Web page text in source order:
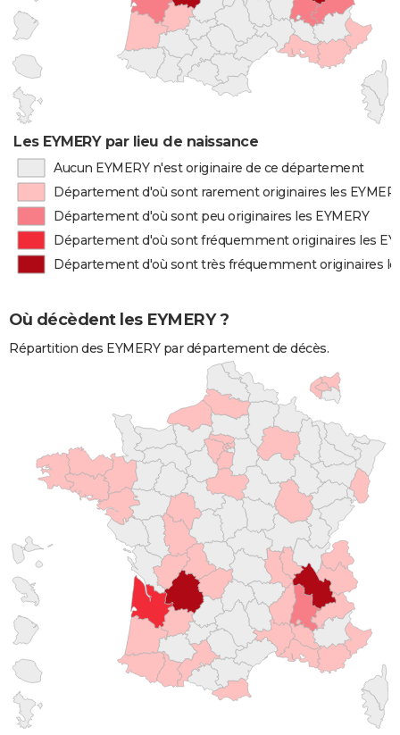
Les EYMERY par lieu de naissance
Aucun EYMERY n'est originaire de ce département
Département d'où sont rarement originaires les
Département d'où sont peu originaires les EYMERY
Département d'où sont fréquemment originaires les
Département d'où sont très fréquemment originaires
Où décèdent les EYMERY ?
Répartition des EYMERY par département de décès.